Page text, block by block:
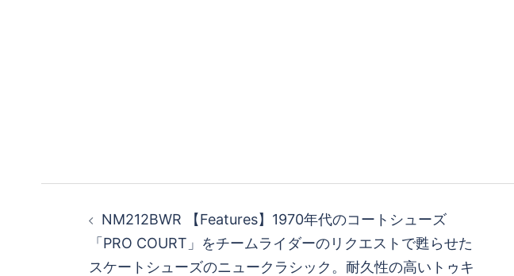
NM212BWR 【Features】 1970年代のコートシューズ
「PRO COURT」をチームライダーのリクエストで甦らせた
スケートシューズのニュークラシック。耐久性の高いトゥキ